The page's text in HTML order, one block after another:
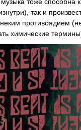
так и
противоядием
химические